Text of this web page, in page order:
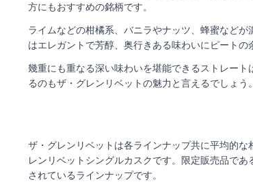
方にもおすすめの銘柄です。
ライムなどの柑橘系、バニラやナッツ、蜂蜜など
はエレガントで芳醇、奥行きある味わいにピートの
幾重にも重なる深い味わいを堪能できるストレー
るのもザ・グレンリベットの魅力と言えるでしょう。
ザ・グレンリベットは各ラインナップ共に平均的
レンリベットシングルカスクです。限定販売品で
されているラインナップです。